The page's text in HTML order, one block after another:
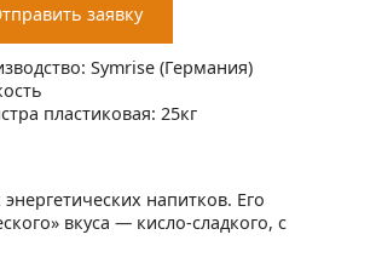
заявку
Symrise (Германия)
пластиковая: 25кг
напитков. Его
вкуса — кисло-сладкого, с